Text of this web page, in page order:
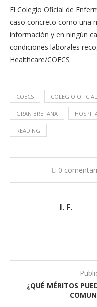
El Colegio Oficial de
caso concreto como una
información y en ningún
condiciones laborales
Healthcare/COECS
COECS COLEGIO
GRAN BRETAÑA
READING
0
I. F.
¿QUÉ MÉRITOS